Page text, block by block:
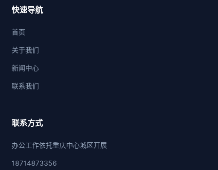
快速导航
首页
关于我们
新闻中心
联系我们
联系方式
办公工作依托重庆中心城区开展
18714873356